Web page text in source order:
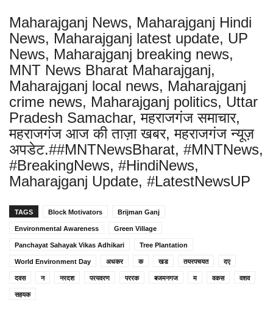
Maharajganj News, Maharajganj Hindi
News, Maharajganj latest update, UP
News, Maharajganj breaking news,
MNT News Bharat Maharajganj,
Maharajganj local news, Maharajganj
crime news, Maharajganj politics, Uttar
Pradesh Samachar, महराजगंज समाचार,
महराजगंज आज की ताज़ा खबर, महराजगंज न्यूज़
अपडेट.##MNTNewsBharat, #MNTNews,
#BreakingNews, #HindiNews,
Maharajganj Update, #LatestNewsUP
TAGS Block Motivators Brijman Ganj
Environmental Awareness Green Village
Panchayat Sahayak Vikas Adhikari Tree Plantation
World Environment Day अधकर क खड तयरपचयत दए
दवस न नरदश परयवरण पररक बजमनगज म वकस वशव
सहयक